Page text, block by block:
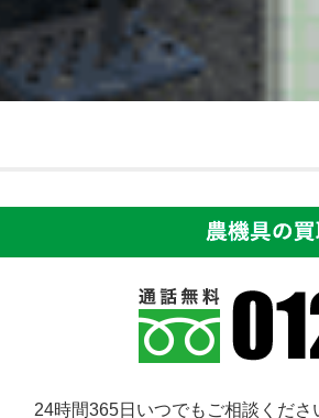
24時間365日いつでもご相談くださ